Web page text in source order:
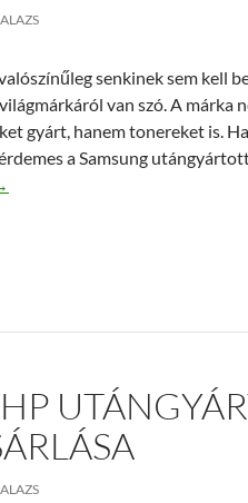
senkinek sem kell
van szó. A márka
gyárt, hanem tonereket is.
a Samsung
toner az Ön